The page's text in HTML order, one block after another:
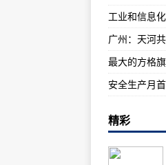
最大的方格
精彩